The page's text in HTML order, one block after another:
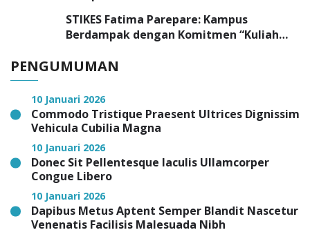
STIKES Fatima Parepare: Kampus
Berdampak dengan Komitmen “Kuliah
PENGUMUMAN
10 Januari 2026
Commodo Tristique Praesent Ultrices Dignissim
Vehicula Cubilia Magna
10 Januari 2026
Donec Sit Pellentesque Iaculis Ullamcorper
Congue Libero
10 Januari 2026
Dapibus Metus Aptent Semper Blandit Nascetur
Venenatis Facilisis Malesuada Nibh